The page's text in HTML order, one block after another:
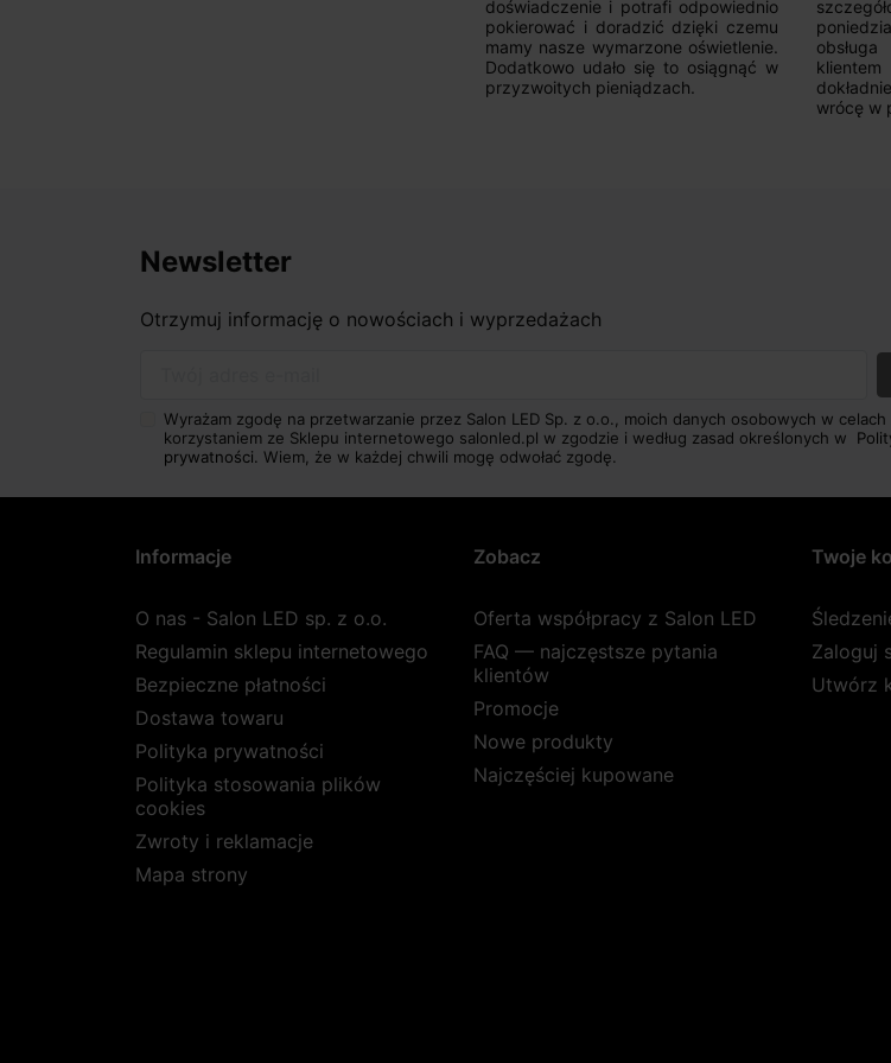
doświadczenie i potrafi odpowiednio
pokierować i doradzić dzięki czemu
mamy nasze wymarzone oświetlenie.
Dodatkowo udało się to osiągnąć w
przyzwoitych pieniądzach.
wrócę w
Newsletter
Otrzymuj informację o nowościach i wyprzedażach
Wyrażam zgodę na przetwarzanie przez Salon LED Sp. z o.o., moich danych osobowych w celach
korzystaniem ze Sklepu internetowego salonled.pl w zgodzie i według zasad określonych w
prywatności. Wiem, że w każdej chwili mogę odwołać zgodę.
Informacje
O nas - Salon LED sp. z o.o.
Regulamin sklepu internetowego
Bezpieczne płatności
Dostawa towaru
Polityka prywatności
Polityka stosowania plików
cookies
Zwroty i reklamacje
Mapa strony
Zobacz
Oferta współpracy z Salon LED
FAQ — najczęstsze pytania
klientów
Promocje
Nowe produkty
Najczęściej kupowane
Twoje
Zaloguj
Utwórz